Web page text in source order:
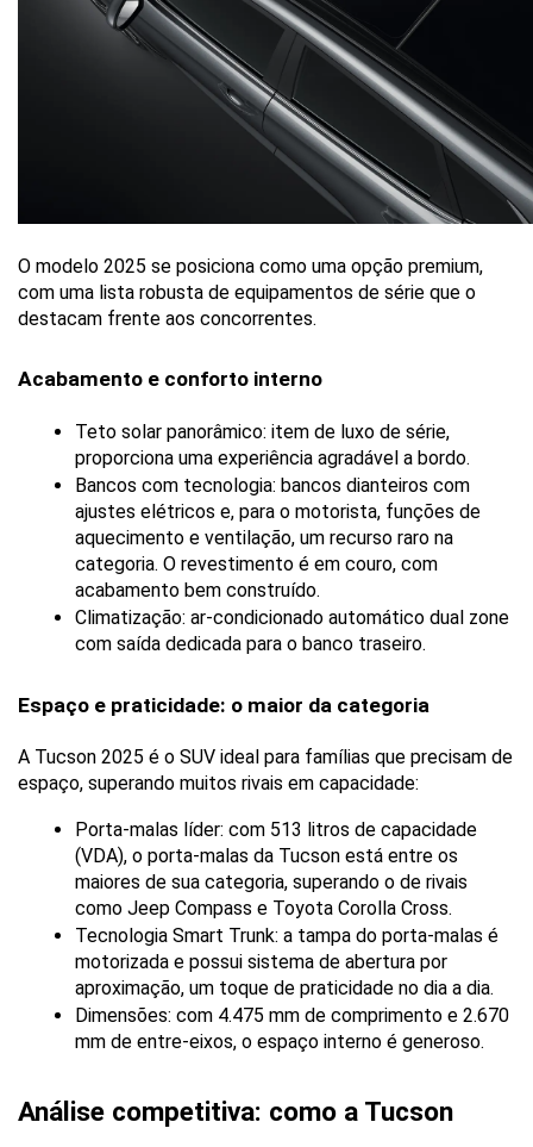
O modelo 2025 se posiciona como uma opção premium,
com uma lista robusta de equipamentos de série que o
destacam frente aos concorrentes.
Acabamento e conforto interno
Teto solar panorâmico: item de luxo de série,
proporciona uma experiência agradável a bordo.
Bancos com tecnologia: bancos dianteiros com
ajustes elétricos e, para o motorista, funções de
aquecimento e ventilação, um recurso raro na
categoria. O revestimento é em couro, com
acabamento bem construído.
Climatização: ar-condicionado automático dual zone
com saída dedicada para o banco traseiro.
Espaço e praticidade: o maior da categoria
A Tucson 2025 é o SUV ideal para famílias que precisam de
espaço, superando muitos rivais em capacidade:
Porta-malas líder: com 513 litros de capacidade
(VDA), o porta-malas da Tucson está entre os
maiores de sua categoria, superando o de rivais
como Jeep Compass e Toyota Corolla Cross.
Tecnologia Smart Trunk: a tampa do porta-malas é
motorizada e possui sistema de abertura por
aproximação, um toque de praticidade no dia a dia.
Dimensões: com 4.475 mm de comprimento e 2.670
mm de entre-eixos, o espaço interno é generoso.
Análise competitiva: como a Tucson